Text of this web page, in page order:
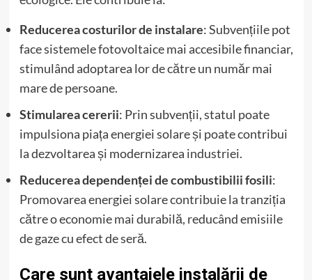
Reducerea costurilor de instalare: Subvențiile pot
face sistemele fotovoltaice mai accesibile financiar,
stimulând adoptarea lor de către un număr mai
mare de persoane.
Stimularea cererii: Prin subvenții, statul poate
impulsiona piața energiei solare și poate contribui
la dezvoltarea și modernizarea industriei.
Reducerea dependenței de combustibilii fosili:
Promovarea energiei solare contribuie la tranziția
către o economie mai durabilă, reducând emisiile
de gaze cu efect de seră.
Care sunt avantajele instalării de